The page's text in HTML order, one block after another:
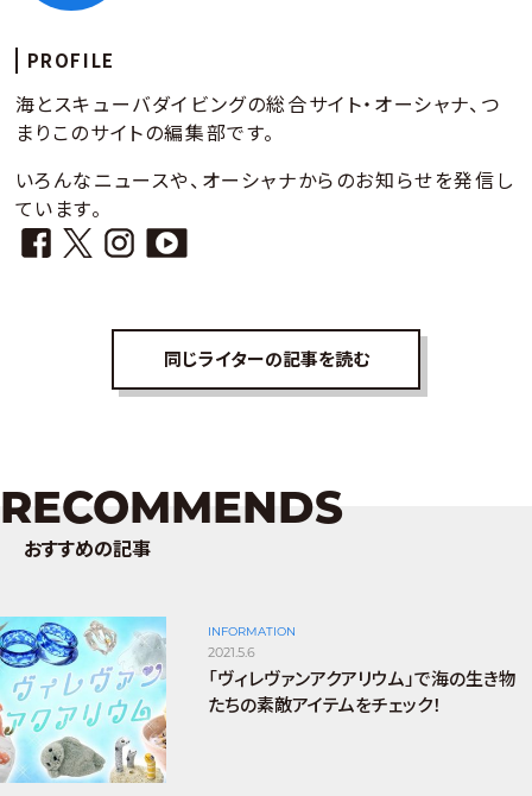
PROFILE
海とスキューバダイビングの総合サイト・オーシャナ、つ
まりこのサイトの編集部です。
いろんなニュースや、オーシャナからのお知らせを発信し
ています。
同じライターの記事を読む
RECOMMENDS
おすすめの記事
INFORMATION
2021.5.6
「ヴィレヴァンアクアリウム」で海の生き物
たちの素敵アイテムをチェック！